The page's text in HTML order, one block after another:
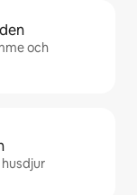
och